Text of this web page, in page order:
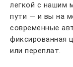
легкой с нашим
пути — и вы на
современные
фиксированная
или переплат.